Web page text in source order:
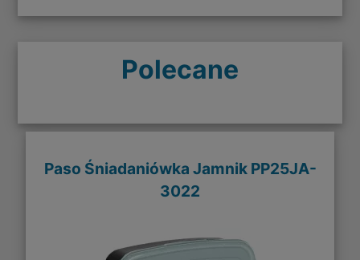
Polecane
Paso Śniadaniówka Jamnik PP25JA-
3022